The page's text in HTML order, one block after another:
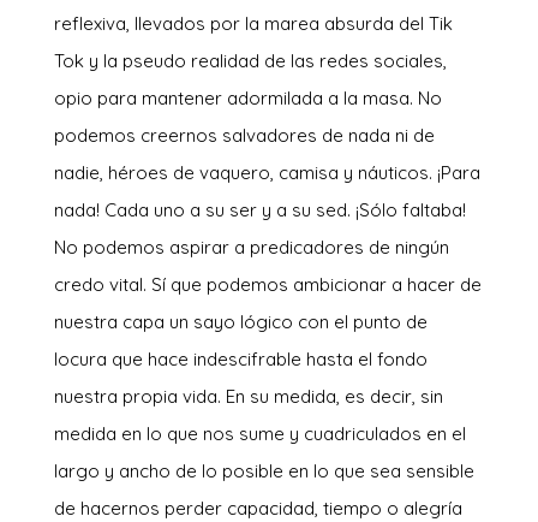
reflexiva, llevados por la marea absurda del Tik
Tok y la pseudo realidad de las redes sociales,
opio para mantener adormilada a la masa. No
podemos creernos salvadores de nada ni de
nadie, héroes de vaquero, camisa y náuticos. ¡Para
nada! Cada uno a su ser y a su sed. ¡Sólo faltaba!
No podemos aspirar a predicadores de ningún
credo vital. Sí que podemos ambicionar a hacer de
nuestra capa un sayo lógico con el punto de
locura que hace indescifrable hasta el fondo
nuestra propia vida. En su medida, es decir, sin
medida en lo que nos sume y cuadriculados en el
largo y ancho de lo posible en lo que sea sensible
de hacernos perder capacidad, tiempo o alegría